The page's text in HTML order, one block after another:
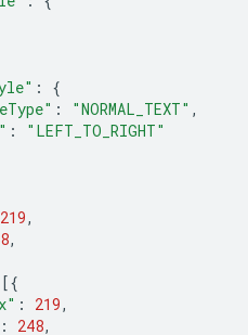
:
{
: "NORMAL_TEXT" ,
:
"LEFT_TO_RIGHT"
219,
,
[{
: 219,
: 248,